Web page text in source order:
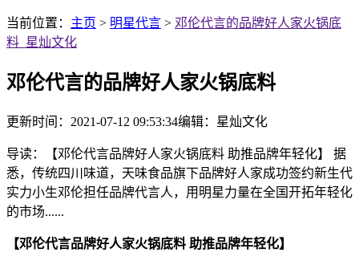
当前位置： 主页 > 明星代言 > 邓伦代言的品牌好人家火锅底
料_星灿文化
邓伦代言的品牌好人家火锅底料
更新时间：2021-07-12 09:53:34编辑：星灿文化
导读：【邓伦代言品牌好人家火锅底料 助推品牌年轻化】 据
悉，传统四川味道，天味食品旗下品牌好人家成功签约新生代
实力小生邓伦担任品牌代言人，用明星力量在全国开拓年轻化
的市场......
【邓伦代言品牌好人家火锅底料 助推品牌年轻化】